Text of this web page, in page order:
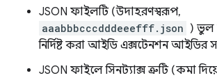
JSON ফাইলটি (উদাহরণস্বরূপ,
aaabbbcccdddeeefff.json ) ভুল
নির্দিষ্ট করা আইডি এক্সটেনশন আইডির
JSON ফাইলে সিনট্যাক্স ত্রুটি (কমা